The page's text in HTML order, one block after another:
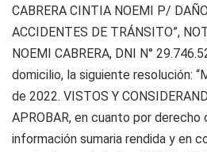
CABRERA CINTIA NOEMI P/
ACCIDENTES DE TRÁNSITO”,
NOEMI CABRERA, DNI N°
domicilio, la siguiente resolución:
de 2022. VISTOS Y
APROBAR, en cuanto por derecho
información sumaria rendida y en